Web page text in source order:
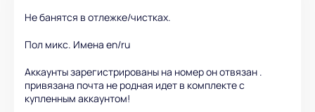
Не банятся в отлежке/чистках.
Пол микс. Имена en/ru
Аккаунты зарегистрированы на номер он отвязан .
привязана почта не родная идет в комплекте с
купленным аккаунтом!